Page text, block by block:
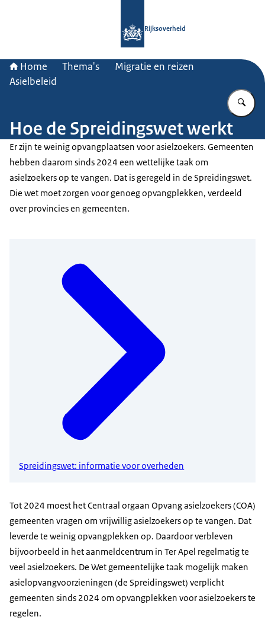
Rijksoverheid
Home Thema's
Migratie en reizen
Asielbeleid
Hoe de Spreidingswet werkt
Er zijn te weinig opvangplaatsen voor asielzoekers. Gemeenten
hebben daarom sinds 2024 een wettelijke taak om
asielzoekers op te vangen. Dat is geregeld in de Spreidingswet.
Die wet moet zorgen voor genoeg opvangplekken, verdeeld
over provincies en gemeenten.
Spreidingswet: informatie voor overheden
Tot 2024 moest het Centraal orgaan Opvang asielzoekers (COA)
gemeenten vragen om vrijwillig asielzoekers op te vangen. Dat
leverde te weinig opvangplekken op. Daardoor verbleven
bijvoorbeeld in het aanmeldcentrum in Ter Apel regelmatig te
veel asielzoekers. De Wet gemeentelijke taak mogelijk maken
asielopvangvoorzieningen (de Spreidingswet) verplicht
gemeenten sinds 2024 om opvangplekken voor asielzoekers te
regelen.